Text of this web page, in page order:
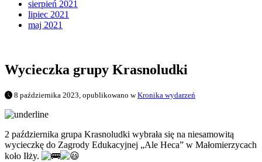
sierpień 2021
lipiec 2021
maj 2021
Wycieczka grupy Krasnoludki
8 października 2023, opublikowano wKronika wydarzeń
2 października grupa Krasnoludki wybrała się na niesamowitą
wycieczkę do Zagrody Edukacyjnej „Ale Heca” w Małomierzycach
koło Iłży.